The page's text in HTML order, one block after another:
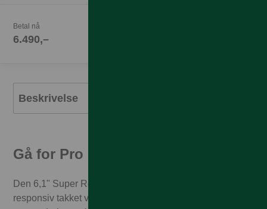
Betal nå
6.490,–
Beskrivelse
Gå for Pro
Den 6,1" Super Retina XDR-skjermen føles utrolig
responsiv takket være ProMotion. En enorm